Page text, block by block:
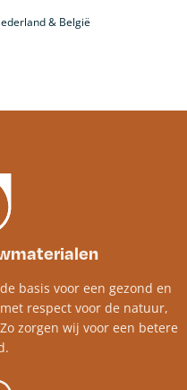
& België
basis voor een gezond en
respect voor de natuur,
zorgen wij voor een betere